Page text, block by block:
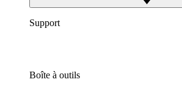
Support
Boîte à outils